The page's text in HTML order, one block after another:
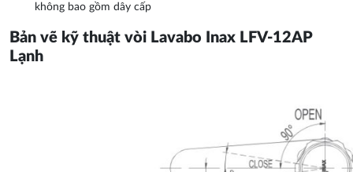
không bao gồm dây cấp
Bản vẽ kỹ thuật vòi Lavabo Inax LFV-12AP
Lạnh